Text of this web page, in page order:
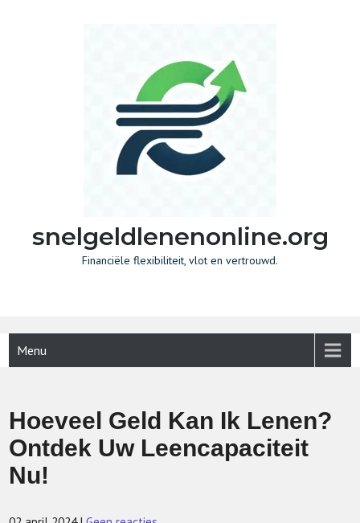
snelgeldlenenonline.org
Financiële flexibiliteit, vlot en vertrouwd.
Menu
Hoeveel Geld Kan Ik Lenen?
Ontdek Uw Leencapaciteit
Nu!